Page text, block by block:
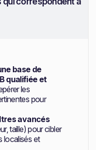
base de
qualifiée et
les
pour
avancés
taille) pour cibler
localisés et